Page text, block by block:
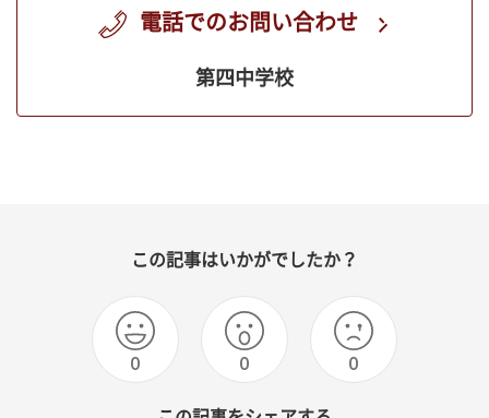
電話でのお問い合わせ
第四中学校
この記事はいかがでしたか？
0 0 0